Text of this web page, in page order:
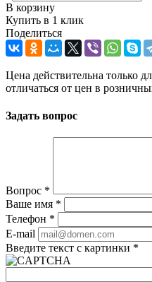
В корзину
Купить в 1 клик
Поделиться
Цена действительна только
отличаться от цен в
Задать вопрос
Вопрос *
Ваше имя *
Телефон *
E-mail
Введите текст с картинки *